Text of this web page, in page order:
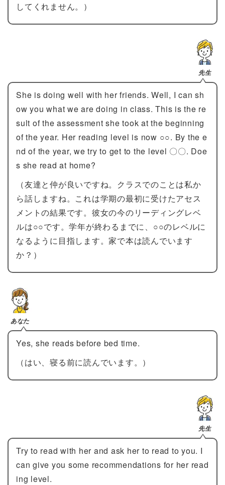
してくれません。）
先生
She is doing well with her friends. Well, I can sh
ow you what we are doing in class. This is the re
sult of the assessment she took at the beginning
of the year. Her reading level is now ○○. By the e
nd of the year, we try to get to the level 〇〇. Doe
s she read at home?
（友達と仲が良いですね。クラスでのことは私か
ら話しますね。これは学期の最初に受けたアセス
メントの結果です。彼女の今のリーディングレベ
ルは○○です。学年が終わるまでに、○○のレベルに
なるように目指します。家で本は読んでいます
か？）
あなた
Yes, she reads before bed time.
（はい、寝る前に読んでいます。）
先生
Try to read with her and ask her to read to you. I
can give you some recommendations for her read
ing level.